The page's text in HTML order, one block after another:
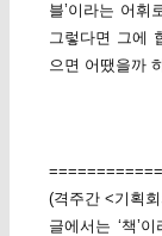
블’이라는 어휘
그렇다면 그에
으면 어땠을까
(격주간 <기획
글에서는 ‘책’